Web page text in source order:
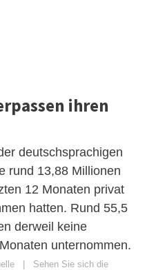
ihren
deutschsprachigen
rund 13,88 Millionen
12 Monaten privat
hatten. Rund 55,5
derweil keine
unternommen.
| Sehen Sie sich die